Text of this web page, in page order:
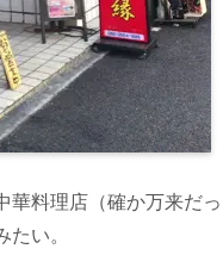
華料理店（確か万来だ
い。